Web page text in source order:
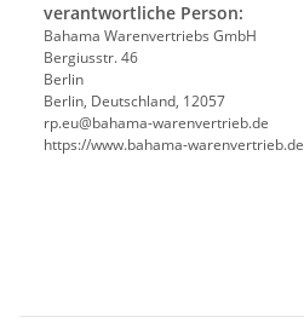
verantwortliche Person:
Bahama Warenvertriebs GmbH
Bergiusstr. 46
Berlin
Berlin, Deutschland, 12057
ed.beirtrevneraw-amahab@ue.pr
https://www.bahama-warenvertrieb.de